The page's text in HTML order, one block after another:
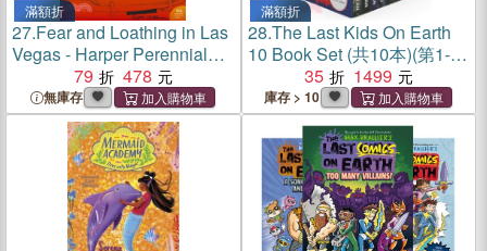
滿額折
27.Fear and Loathing in Las
Vegas - Harper Perennial
Modern Classics
79 478
無庫存
滿額折
28.The Last Kids On Earth
10 Book Set (共10本)(第1-9
集+生存指南)(英國版)(平裝
本)
35 1499
庫存 > 10